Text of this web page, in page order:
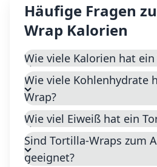
Häufige Fragen zu
Wrap Kalorien
Wie viele Kalorien hat
Wie viele Kohlenhydrate
Wrap?
Wie viel Eiweiß hat ein
Sind Tortilla-Wraps zum
geeignet?